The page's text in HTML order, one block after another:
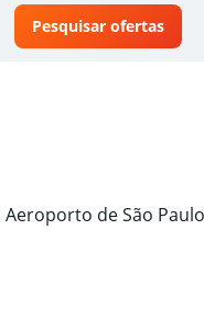
Pesquisar ofertas
de São